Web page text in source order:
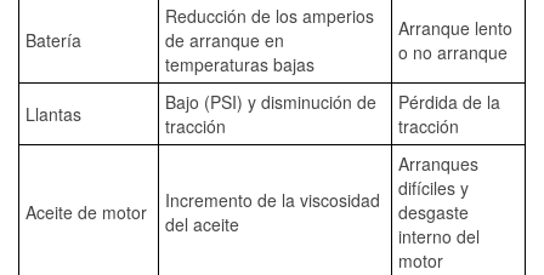
Batería
Reducción de los amperios
de arranque en
temperaturas bajas
Arranque lento
o no arranque
Llantas
Bajo (PSI) y disminución de
tracción
Pérdida de la
tracción
Aceite de motor
Incremento de la viscosidad
del aceite
Arranques
difíciles y
desgaste
interno del
motor